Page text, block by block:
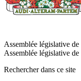
Assemblée législative
Assemblée législative
Rechercher dans ce site